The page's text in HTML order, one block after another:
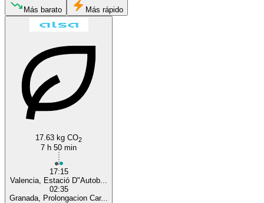
Más barato Más rápido
17.63 kg CO2
7 h 50 min
17:15
Valencia, Estació D"Autob...
02:35
Granada, Prolongacion Car...